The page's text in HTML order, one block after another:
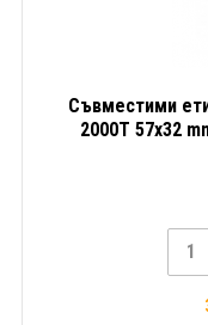
Съвместими
2000T 57x32